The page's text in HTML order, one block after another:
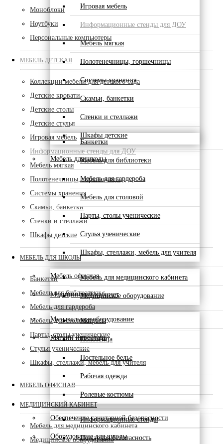
Игровая мебель
Информационные стенды для ДОУ
Мебель мягкая
Полотенечницы, горшечницы
Системы хранения
Скамьи, банкетки
Стенки и стеллажи
Шкафы детские
Мебель для школы
Банкетки
Мебель для библиотеки
Мебель для гардероба
Мебель для столовой
Парты, столы ученические
Стулья ученические
Шкафы, стеллажи, мебель для учителя
Мебель офисная
Медицинский кабинет
Мебель для медицинского кабинета
Медицинское оборудование
Музыкальное оборудование
Мягкий инвентарь
Матрасы
Полотенца
Постельное белье
Рабочая одежда
Ролевые костюмы
Обеспечение санитарной безопасности
Оборудование для школы
Информационные стенды
Пожарная безопасность
Моноблоки
Ноутбуки
Персональные компьютеры
МЕБЕЛЬ ДЕТСКАЯ
Коллекции мебели для детского сада
Детские кровати
Детские столы
Детские стулья
Игровая мебель
Информационные стенды для ДОУ
Мебель мягкая
Полотенечницы, горшечницы
Системы хранения
Скамьи, банкетки
Стенки и стеллажи
Шкафы детские
МЕБЕЛЬ ДЛЯ ШКОЛЫ
Банкетки
Мебель для библиотеки
Мебель для гардероба
Мебель для столовой
Парты, столы ученические
Стулья ученические
Шкафы, стеллажи, мебель для учителя
МЕБЕЛЬ ОФИСНАЯ
МЕДИЦИНСКИЙ КАБИНЕТ
Мебель для медицинского кабинета
Медицинское оборудование